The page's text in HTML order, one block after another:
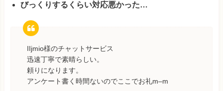
びっくりするくらい対応悪かった…
IIjmio様のチャットサービス
迅速丁寧で素晴らしい。
頼りになります。
アンケート書く時間ないのでここでお礼m–m